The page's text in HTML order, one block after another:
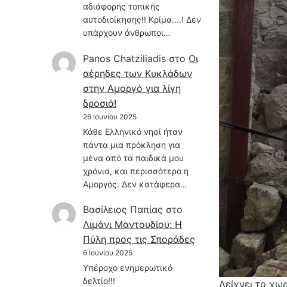
αδιάφορης τοπικής
αυτοδιοίκησης!! Κρίμα....! Δεν
υπάρχουν άνθρωποι…
Panos Chatziliadis στο Οι
αέρηδες των Κυκλάδων
στην Αμοργό για λίγη
δροσιά!
26 Ιουνίου 2025
Κάθε Ελληνικό νησί ήταν
πάντα μια πρόκληση για
μένα από τα παιδικά μου
χρόνια, και περισσότερο η
Αμοργός. Δεν κατάφερα…
Βασίλειος Παπίας στο
Λιμάνι Μαντουδίου: Η
Πύλη προς τις Σποράδες
6 Ιουνίου 2025
Υπέροχο ενημερωτικό
δελτίο!!!
Δείχνει το